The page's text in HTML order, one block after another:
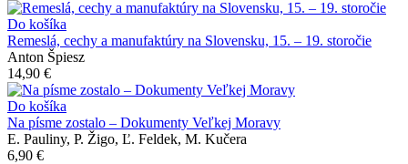
Do košíka
Remeslá, cechy a manufaktúry na Slovensku, 15. – 19. storočie
Anton Špiesz
14,90 €
Do košíka
Na písme zostalo – Dokumenty Veľkej Moravy
E. Pauliny, P. Žigo, Ľ. Feldek, M. Kučera
6,90 €